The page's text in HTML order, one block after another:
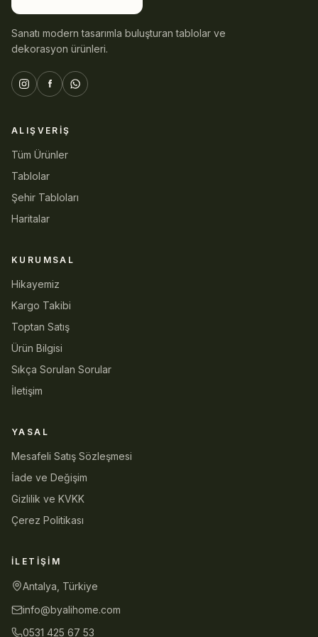
Sanatı modern tasarımla buluşturan tablolar ve
dekorasyon ürünleri.
ALIŞVERIŞ
Tüm Ürünler
Tablolar
Şehir Tabloları
Haritalar
KURUMSAL
Hikayemiz
Kargo Takibi
Toptan Satış
Ürün Bilgisi
Sıkça Sorulan Sorular
İletişim
YASAL
Mesafeli Satış Sözleşmesi
İade ve Değişim
Gizlilik ve KVKK
Çerez Politikası
İLETIŞIM
Antalya, Türkiye
info@byalihome.com
0531 425 67 53